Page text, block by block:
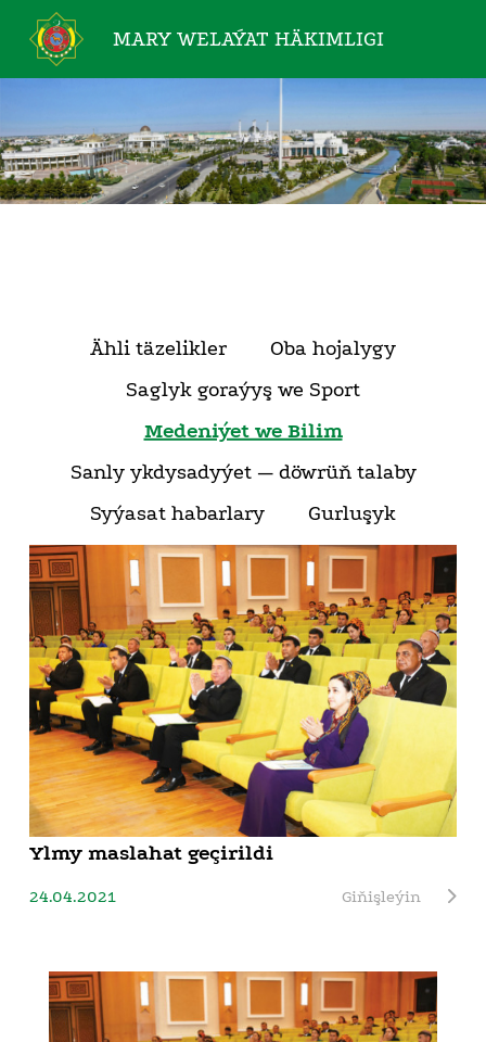
MARY WELAÝAT HÄKIMLIGI
Ähli täzelikler
Oba hojalygy
Saglyk goraýyş we Sport
Medeniýet we Bilim
Sanly ykdysadyýet — döwrüň talaby
Syýasat habarlary
Gurluşyk
Ylmy maslahat geçirildi
24.04.2021 Giňişleýin